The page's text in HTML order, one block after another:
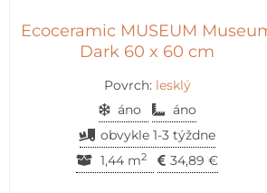
Ecoceramic MUSEUM
Dark 60 x 60 cm
Povrch: lesklý
áno
áno
obvykle 1-3 týždne
1,44 m2 34,89 €